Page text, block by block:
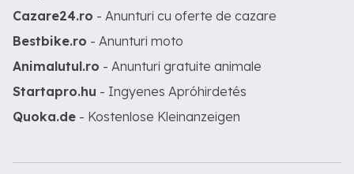
Cazare24.ro - Anunturi cu oferte de cazare
Bestbike.ro - Anunturi moto
Animalutul.ro - Anunturi gratuite animale
Startapro.hu - Ingyenes Apróhirdetés
Quoka.de - Kostenlose Kleinanzeigen